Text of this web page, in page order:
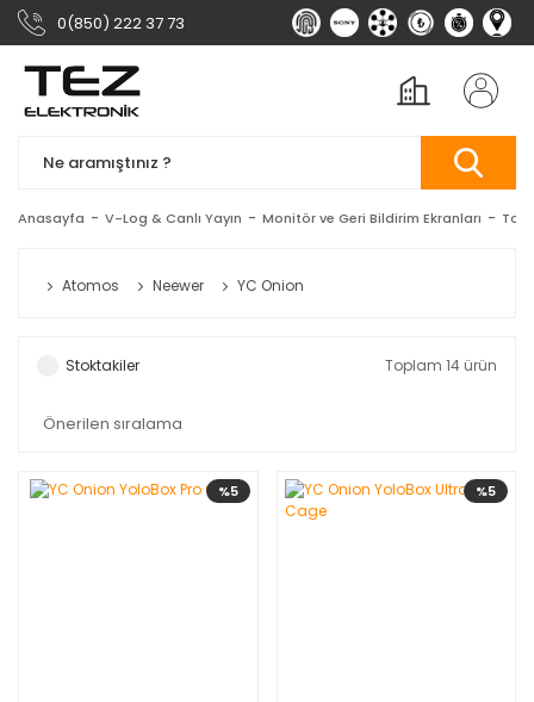
0(850) 222 37 73
Anasayfa V-Log & Canlı Yayın Monitör ve Geri Bildirim Ekranları
Atomos Neewer YC Onion
Stoktakiler Toplam 14 ürün
%5 %5